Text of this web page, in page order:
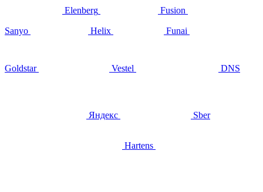
Elenberg
Fusion
Sanyo Helix Funai
Goldstar Vestel DNS
Яндекс Sber
Hartens